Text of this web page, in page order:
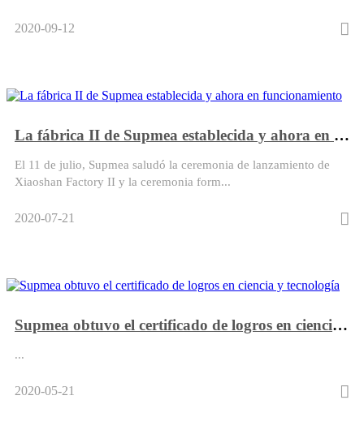
2020-09-12
La fábrica II de Supmea establecida y ahora en funcionamiento
El 11 de julio, Supmea saludó la ceremonia de lanzamiento de
Xiaoshan Factory II y la ceremonia form...
2020-07-21
Supmea obtuvo el certificado de logros en ciencia y tecnología
...
2020-05-21